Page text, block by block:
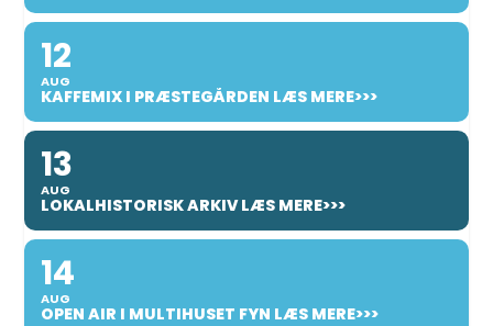
12
AUG
KAFFEMIX I PRÆSTEGÅRDEN LÆS MERE>>>
13
AUG
LOKALHISTORISK ARKIV LÆS MERE>>>
14
AUG
OPEN AIR I MULTIHUSET FYN LÆS MERE>>>